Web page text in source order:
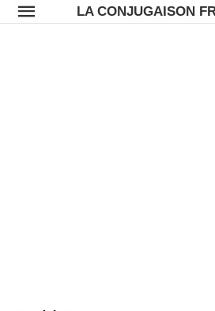
LA CONJUGAISON